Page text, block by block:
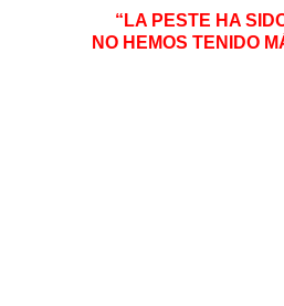
“LA PESTE HA
NO HEMOS TENIDO